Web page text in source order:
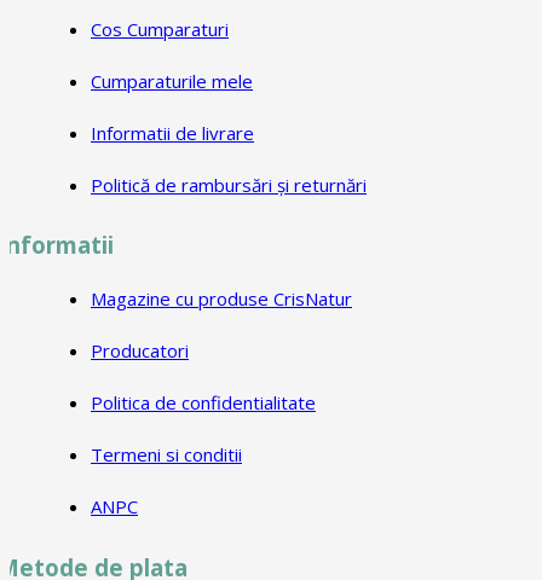
Cos Cumparaturi
Cumparaturile mele
Informatii de livrare
Politică de rambursări și returnări
Magazine cu produse CrisNatur
Producatori
Politica de confidentialitate
Termeni si conditii
ANPC
de plata